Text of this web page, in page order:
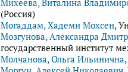
Михеева, Виталина
(Россия)
Могаддам, Хадеми Мохсен,
Мозгунова, Александра
государственный институт
Молчанова, Ольга Ильинична